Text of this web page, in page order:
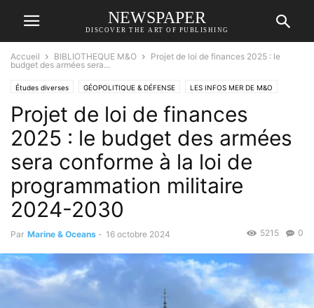
NEWSPAPER
DISCOVER THE ART OF PUBLISHING
Accueil BIBLIOTHEQUE M&O
Projet de loi de finances 2025 : le
budget des armées sera...
Études diverses GÉOPOLITIQUE & DÉFENSE LES INFOS MER DE M&O
Projet de loi de finances
2025 : le budget des armées
sera conforme à la loi de
programmation militaire
2024-2030
Par Marine & Oceans - 16 octobre 2024 0
5215